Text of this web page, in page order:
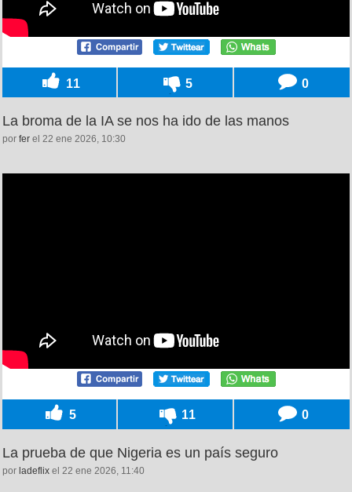
11 5 0
La broma de la IA se nos ha ido de las manos
por fer el 22 ene 2026, 10:30
5 11 0
La prueba de que Nigeria es un país seguro
por ladeflix el 22 ene 2026, 11:40